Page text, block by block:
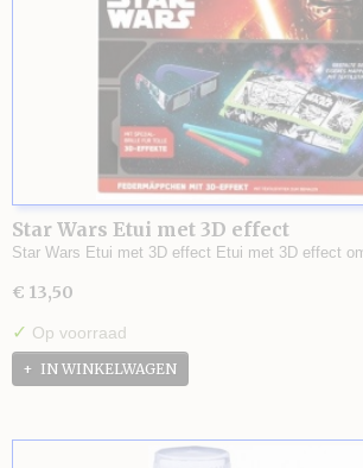
Star Wars Etui met 3D effect
Star Wars Etui met 3D effect Etui met 3D effect
€ 13,50
✓ Op voorraad
IN WINKELWAGEN